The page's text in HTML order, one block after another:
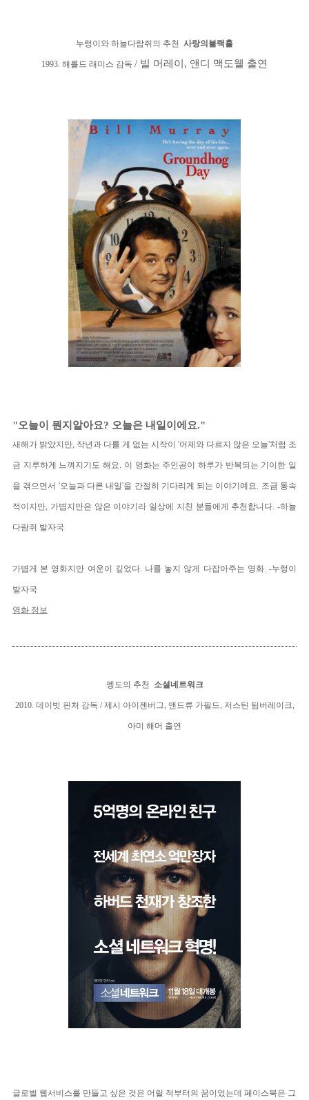
누렁이와 하늘다람쥐의 추천 사랑의블랙홀
1993. 해롤드 래미스 감독 / 빌 머레이, 앤디 맥도웰 출연
"오늘이 뭔지알아요? 오늘은 내일이에요."
새해가 밝았지만, 작년과 다를 게 없는 시작이 '어제와 다르지 않은 오늘'처럼 조
금 지루하게 느껴지기도 해요. 이 영화는 주인공이 하루가 반복되는 기이한 일
을 겪으면서 '오늘과 다른 내일'을 간절히 기다리게 되는 이야기예요. 조금 통속
적이지만, 가볍지만은 않은 이야기라 일상에 지친 분들에게 추천합니다. -하늘
다람쥐 발자국
가볍게 본 영화지만 여운이 깊었다. 나를 놓지 않게 다잡아주는 영화. -누렁이
발자국
영화 정보
펭도의 추천 소셜네트워크
2010. 데이빗 핀처 감독 / 제시 아이젠버그, 앤드류 가필드, 저스틴 팀버레이크,
아미 해머 출연
글로벌 웹서비스를 만들고 싶은 것은 어릴 적부터의 꿈이었는데 페이스북은 그